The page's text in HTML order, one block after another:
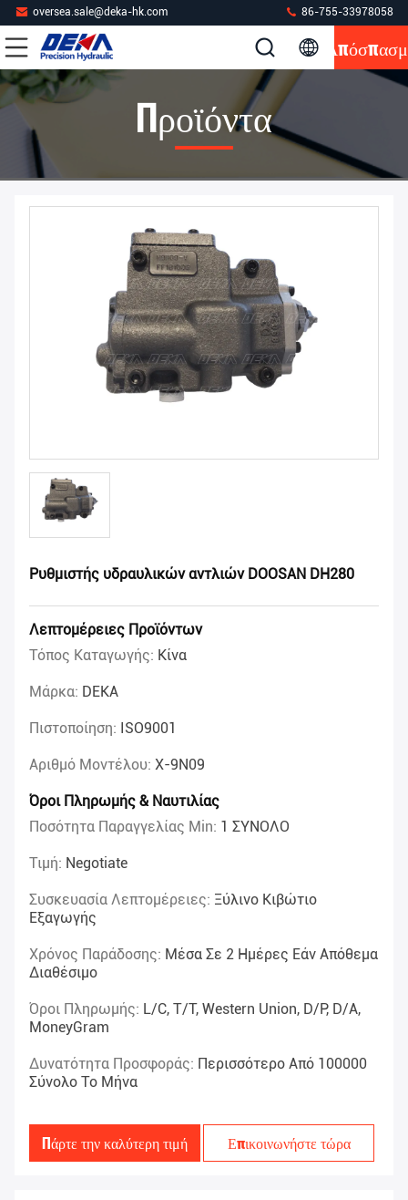
oversea.sale@deka-hk.com 86-755-33978058
Προϊόντα
Ρυθμιστής υδραυλικών αντλιών DOOSAN DH280
Λεπτομέρειες Προϊόντων
Τόπος Καταγωγής: Κίνα
Μάρκα: DEKA
Πιστοποίηση: ISO9001
Αριθμό Μοντέλου: Χ-9N09
Όροι Πληρωμής & Ναυτιλίας
Ποσότητα Παραγγελίας Min: 1 ΣΥΝΟΛΟ
Τιμή: Negotiate
Συσκευασία Λεπτομέρειες: Ξύλινο Κιβώτιο
Εξαγωγής
Χρόνος Παράδοσης: Μέσα Σε 2 Ημέρες Εάν Απόθεμα
Διαθέσιμο
Όροι Πληρωμής: L/C, T/T, Western Union, D/P, D/A,
MoneyGram
Δυνατότητα Προσφοράς: Περισσότερο Από 100000
Σύνολο Το Μήνα
Πάρτε την καλύτερη τιμή Επικοινωνήστε τώρα